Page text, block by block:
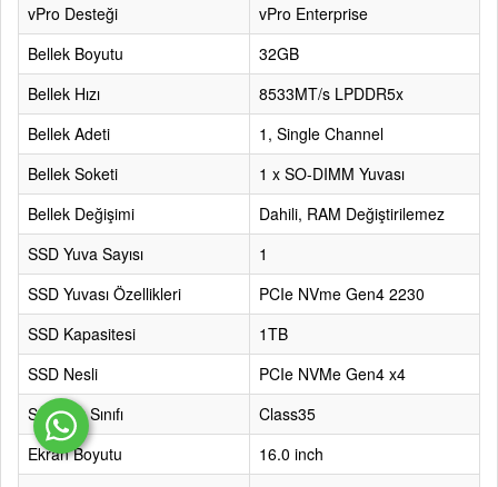
vPro Desteği
vPro Enterprise
Bellek Boyutu
32GB
Bellek Hızı
8533MT/s LPDDR5x
Bellek Adeti
1, Single Channel
Bellek Soketi
1 x SO-DIMM Yuvası
Bellek Değişimi
Dahili, RAM Değiştirilemez
SSD Yuva Sayısı
1
SSD Yuvası Özellikleri
PCIe NVme Gen4 2230
SSD Kapasitesi
1TB
SSD Nesli
PCIe NVMe Gen4 x4
SSD Hız Sınıfı
Class35
Ekran Boyutu
16.0 inch